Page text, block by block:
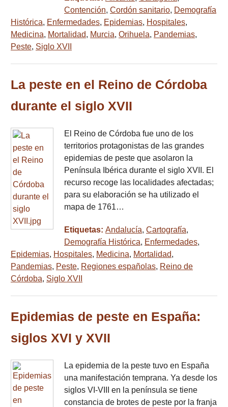
Contención, Cordón sanitario, Demografía
Histórica, Enfermedades, Epidemias, Hospitales,
Medicina, Mortalidad, Murcia, Orihuela, Pandemias,
Peste, Siglo XVII
La peste en el Reino de Córdoba
durante el siglo XVII
El Reino de Córdoba fue uno de los
territorios protagonistas de las grandes
epidemias de peste que asolaron la
Península Ibérica durante el siglo XVII. El
recurso recoge las localidades afectadas;
para su elaboración se ha utilizado el
mapa de 1761…
Etiquetas: Andalucía, Cartografía,
Demografía Histórica, Enfermedades,
Epidemias, Hospitales, Medicina, Mortalidad,
Pandemias, Peste, Regiones españolas, Reino de
Córdoba, Siglo XVII
Epidemias de peste en España:
siglos XVI y XVII
La epidemia de la peste tuvo en España
una manifestación temprana. Ya desde los
siglos VI-VIII en la península se tiene
constancia de brotes de peste por la franja